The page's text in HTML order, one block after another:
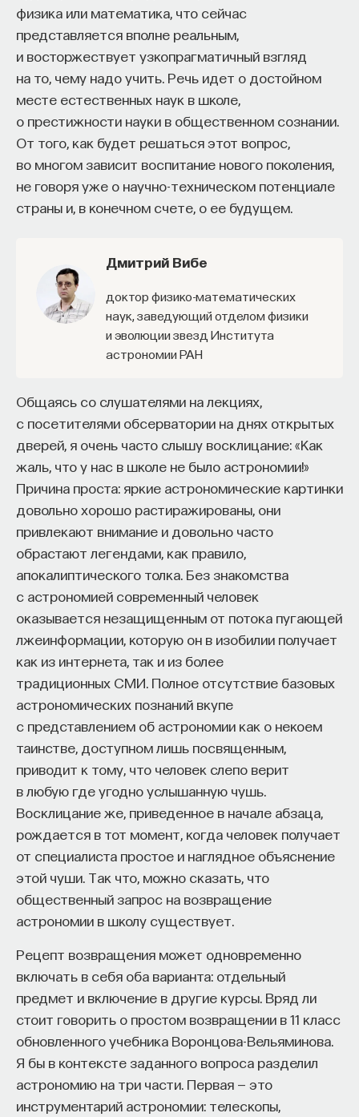
физика или математика, что сейчас
представляется вполне реальным,
и восторжествует узкопрагматичный взгляд
на то, чему надо учить. Речь идет о достойном
месте естественных наук в школе,
о престижности науки в общественном сознании.
От того, как будет решаться этот вопрос,
во многом зависит воспитание нового поколения,
не говоря уже о научно-техническом потенциале
страны и, в конечном счете, о ее будущем.
Дмитрий Вибе
доктор физико-математических
наук, заведующий отделом физики
и эволюции звезд Института
астрономии РАН
Общаясь со слушателями на лекциях,
с посетителями обсерватории на днях открытых
дверей, я очень часто слышу восклицание: «Как
жаль, что у нас в школе не было астрономии!»
Причина проста: яркие астрономические картинки
довольно хорошо растиражированы, они
привлекают внимание и довольно часто
обрастают легендами, как правило,
апокалиптического толка. Без знакомства
с астрономией современный человек
оказывается незащищенным от потока пугающей
лжеинформации, которую он в изобилии получает
как из интернета, так и из более
традиционных СМИ. Полное отсутствие базовых
астрономических познаний вкупе
с представлением об астрономии как о некоем
таинстве, доступном лишь посвященным,
приводит к тому, что человек слепо верит
в любую где угодно услышанную чушь.
Восклицание же, приведенное в начале абзаца,
рождается в тот момент, когда человек получает
от специалиста простое и наглядное объяснение
этой чуши. Так что, можно сказать, что
общественный запрос на возвращение
астрономии в школу существует.
Рецепт возвращения может одновременно
включать в себя оба варианта: отдельный
предмет и включение в другие курсы. Вряд ли
стоит говорить о простом возвращении в 11 класс
обновленного учебника Воронцова-Вельяминова.
Я бы в контексте заданного вопроса разделил
астрономию на три части. Первая — это
инструментарий астрономии: телескопы,